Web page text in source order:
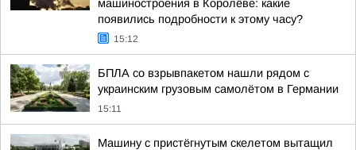
машиностроения в Королёве: какие
появились подробности к этому часу?
15:12
БПЛА со взрывпакетом нашли рядом с
украинским грузовым самолётом в Германии
15:11
Машину с пристёгнутым скелетом вытащил